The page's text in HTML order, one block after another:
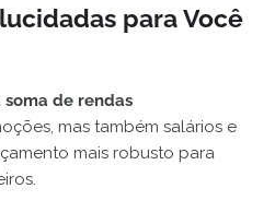
para Você
de rendas
mas também salários e
mais robusto para